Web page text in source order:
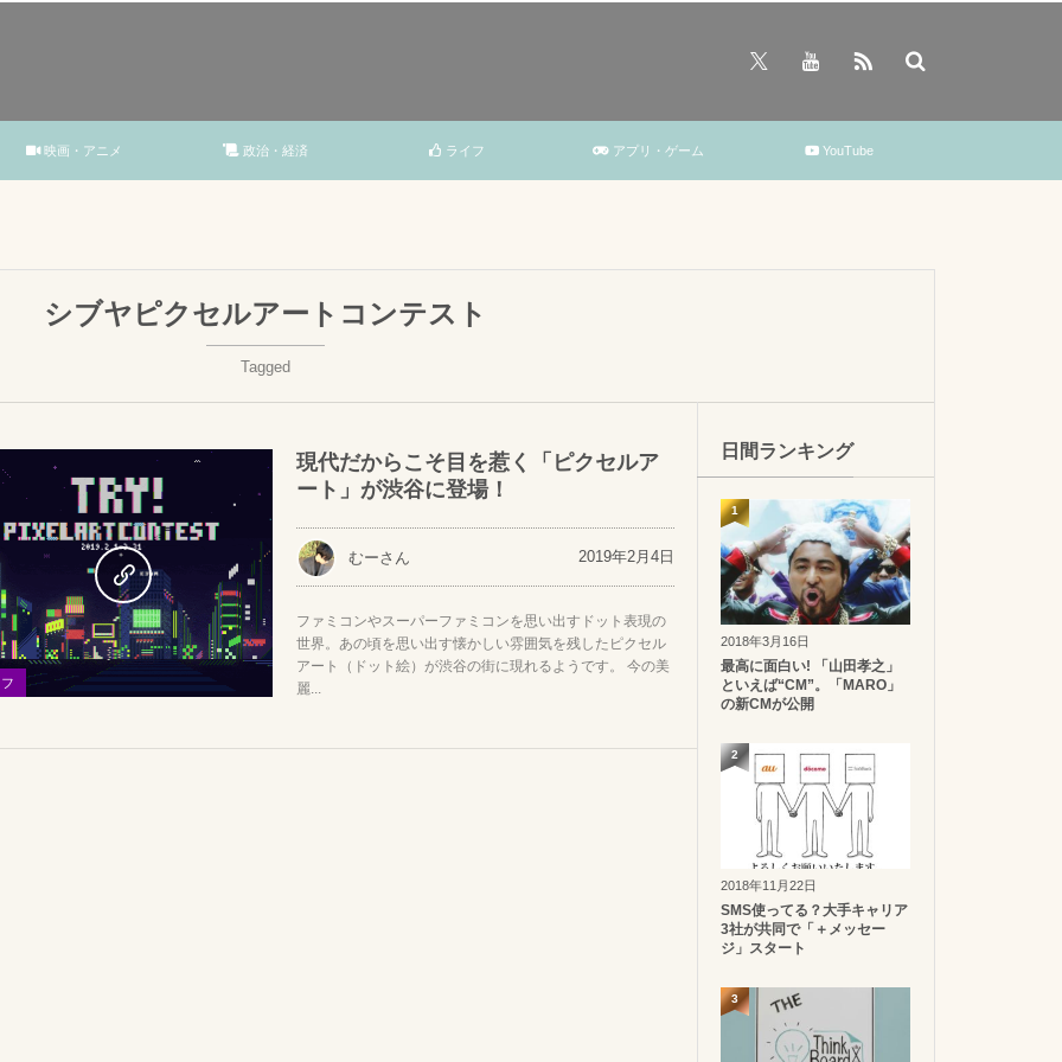
映画・アニメ 政治・経済 ライフ アプリ・ゲーム YouTube
シブヤピクセルアートコンテスト
Tagged
現代だからこそ目を惹く「ピクセルア
ート」が渋谷に登場！
むーさん 2019年2月4日
ファミコンやスーパーファミコンを思い出すドット表現の
世界。あの頃を思い出す懐かしい雰囲気を残したピクセル
アート（ドット絵）が渋谷の街に現れるようです。 今の美
麗...
日間ランキング
2018年3月16日
最高に面白い! 「山田孝之」
といえば“CM”。「MARO」
の新CMが公開
1
2018年11月22日
SMS使ってる？大手キャリア
3社が共同で「＋メッセー
ジ」スタート
2
3